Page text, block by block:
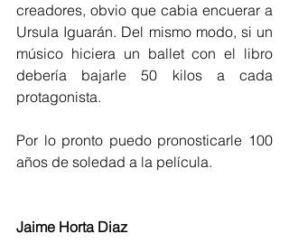
creadores, obvio que cabia encuerar a
Ursula Iguarán. Del mismo modo, si un
músico hiciera un ballet con el libro
debería bajarle 50 kilos a cada
protagonista.
Por lo pronto puedo pronosticarle 100
años de soledad a la película.
Jaime Horta Diaz